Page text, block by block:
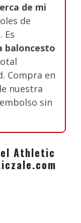
de mi
de
Es
baloncesto
Compra en
nuestra
sin
Athletic